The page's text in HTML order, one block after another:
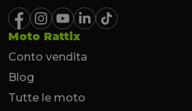
Moto Rattix
Conto vendita
Blog
Tutte le moto